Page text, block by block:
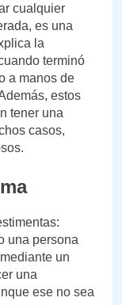
cualquier
es una
la
terminó
a manos de
estos
tener una
casos,
una persona
un
una
ese no sea